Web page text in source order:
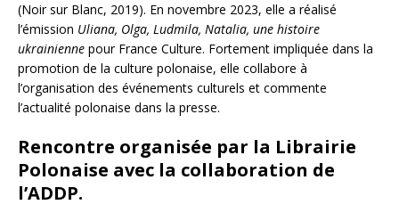
(Noir sur Blanc, 2019). En novembre 2023, elle a réalisé
l’émission Uliana, Olga, Ludmila, Natalia, une histoire
ukrainienne pour France Culture. Fortement impliquée dans la
promotion de la culture polonaise, elle collabore à
l’organisation des événements culturels et commente
l’actualité polonaise dans la presse.
Rencontre organisée par la Librairie
Polonaise avec la collaboration de
l’ADDP.